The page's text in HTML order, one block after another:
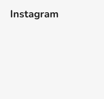
Instagram